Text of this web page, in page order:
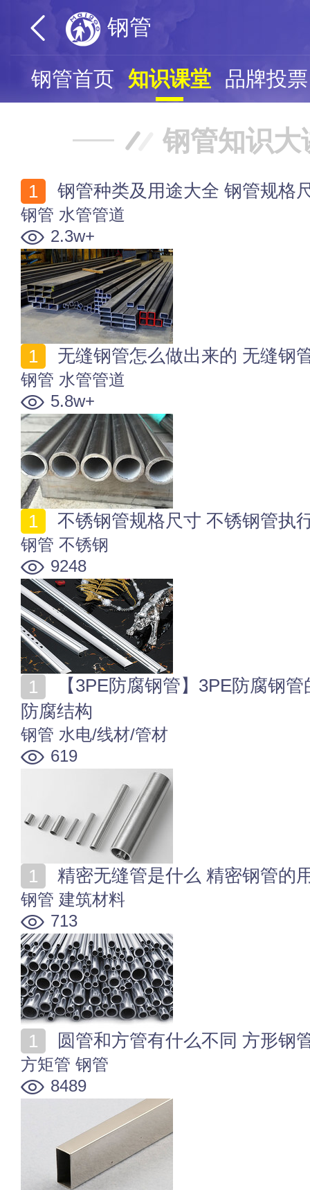
钢管
钢管首页 知识课堂 品牌投票
钢管知识大
钢管种类及用途大全 钢管规格
钢管 水管管道
2.3w+
无缝钢管怎么做出来的 无缝钢
钢管 水管管道
5.8w+
不锈钢管规格尺寸 不锈钢管执
钢管 不锈钢
9248
防腐结构
钢管 水电/线材/管材
619
精密无缝管是什么 精密钢管的
钢管 建筑材料
713
圆管和方管有什么不同 方形钢
方矩管 钢管
8489